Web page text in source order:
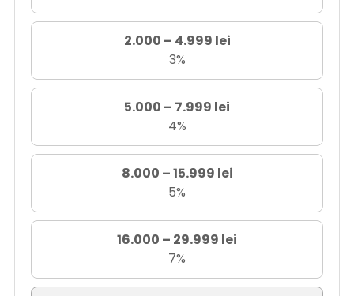
2.000 – 4.999 lei
3%
5.000 – 7.999 lei
4%
8.000 – 15.999 lei
5%
16.000 – 29.999 lei
7%